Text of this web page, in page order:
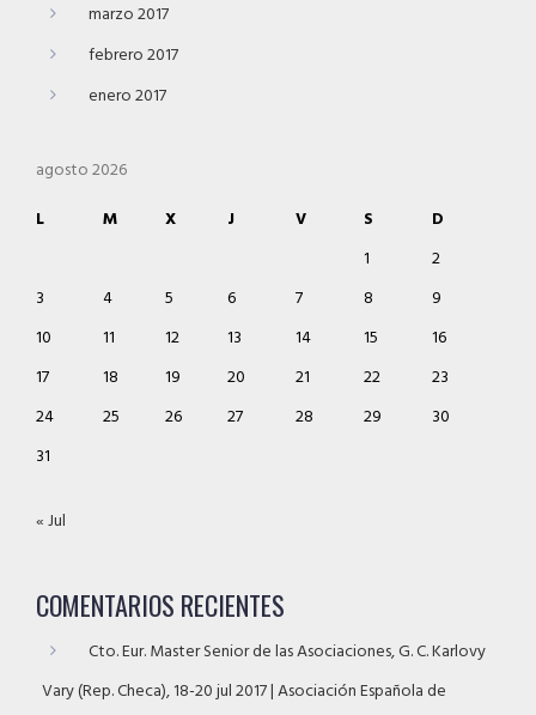
marzo 2017
febrero 2017
enero 2017
agosto 2026
L
M X J V S
D
1
2
3
4 5 6 7 8
9
10
11 12 13 14 15
16
17
18 19 20 21 22
23
24
25 26 27 28 29
30
31
« Jul
COMENTARIOS RECIENTES
Cto. Eur. Master Senior de las Asociaciones, G. C. Karlovy
Vary (Rep. Checa), 18-20 jul 2017 | Asociación Española de